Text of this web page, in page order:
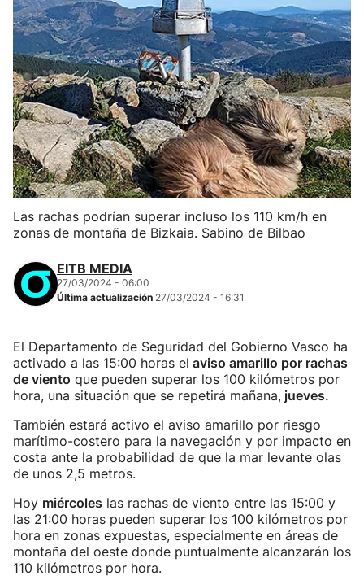
Las rachas podrían superar incluso los 110 km/h en
zonas de montaña de Bizkaia. Sabino de Bilbao
EITB MEDIA
27/03/2024 - 06:00
Última actualización 27/03/2024 - 16:31
El Departamento de Seguridad del Gobierno Vasco ha
activado a las 15:00 horas el aviso amarillo por rachas
de viento que pueden superar los 100 kilómetros por
hora, una situación que se repetirá mañana, jueves.
También estará activo el aviso amarillo por riesgo
marítimo-costero para la navegación y por impacto en
costa ante la probabilidad de que la mar levante olas
de unos 2,5 metros.
Hoy miércoles las rachas de viento entre las 15:00 y
las 21:00 horas pueden superar los 100 kilómetros por
hora en zonas expuestas, especialmente en áreas de
montaña del oeste donde puntualmente alcanzarán los
110 kilómetros por hora.